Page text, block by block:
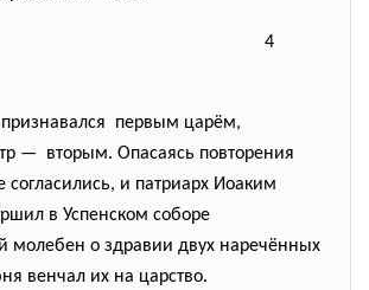
4
первым царём,
— вторым. Опасаясь повторения
согласились, и патриарх Иоаким
в Успенском соборе
молебен о здравии двух наречённых
венчал их на царство.